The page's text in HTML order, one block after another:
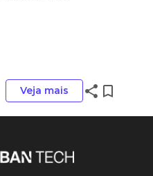
Veja mais share bookmark_border